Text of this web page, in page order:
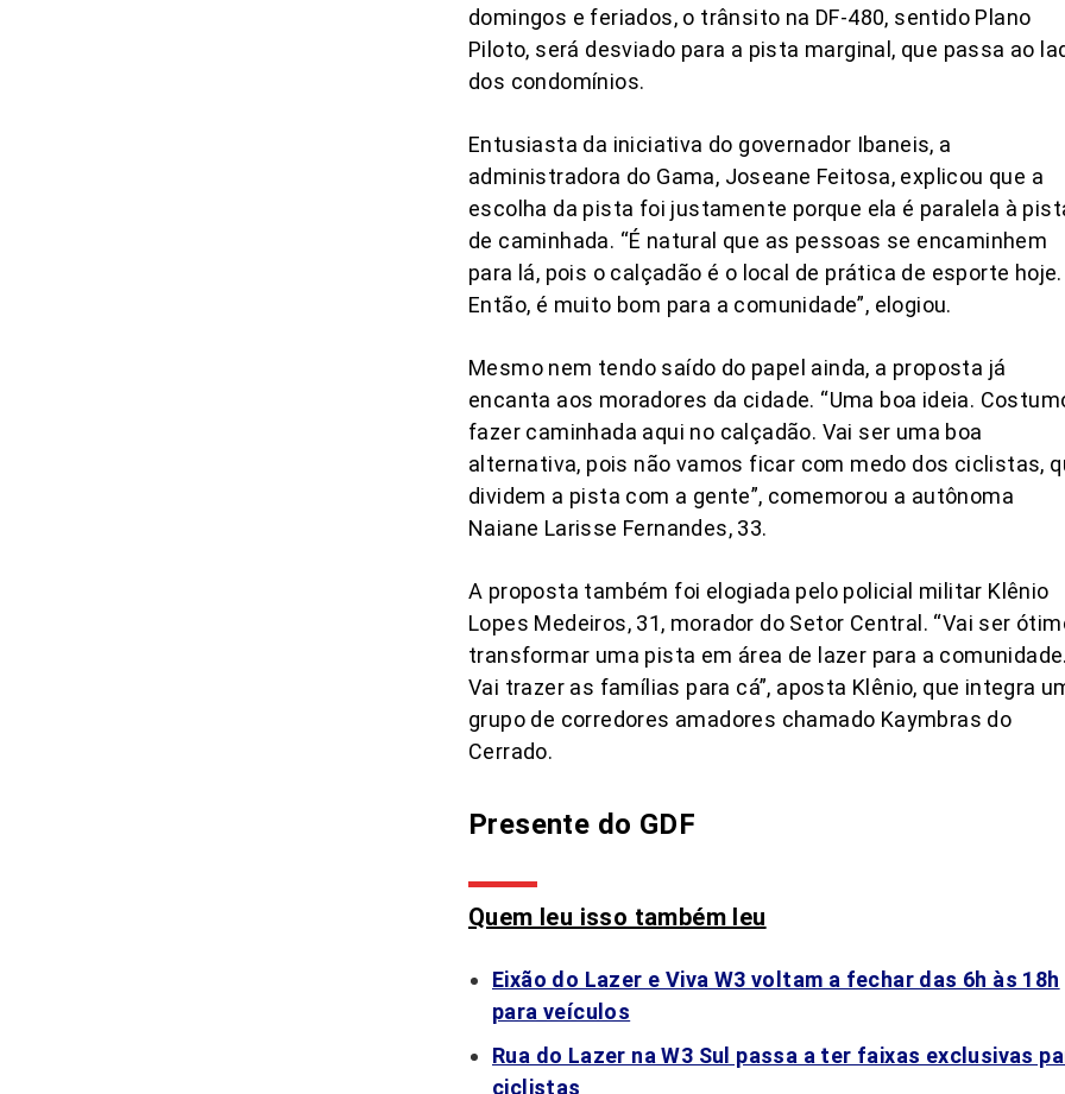
domingos e feriados, o trânsito na DF-480, sentido Plano
Piloto, será desviado para a pista marginal, que passa ao
dos condomínios.
Entusiasta da iniciativa do governador Ibaneis, a
administradora do Gama, Joseane Feitosa, explicou que a
escolha da pista foi justamente porque ela é paralela à
de caminhada. “É natural que as pessoas se encaminhem
para lá, pois o calçadão é o local de prática de esporte hoje.
Então, é muito bom para a comunidade”, elogiou.
Mesmo nem tendo saído do papel ainda, a proposta já
encanta aos moradores da cidade. “Uma boa ideia.
fazer caminhada aqui no calçadão. Vai ser uma boa
alternativa, pois não vamos ficar com medo dos ciclistas,
dividem a pista com a gente”, comemorou a autônoma
Naiane Larisse Fernandes, 33.
A proposta também foi elogiada pelo policial militar Klênio
Lopes Medeiros, 31, morador do Setor Central. “Vai ser
transformar uma pista em área de lazer para a comunidade.
Vai trazer as famílias para cá”, aposta Klênio, que integra
grupo de corredores amadores chamado Kaymbras do
Cerrado.
Presente do GDF
Quem leu isso também leu
Eixão do Lazer e Viva W3 voltam a fechar das 6h às 18h
para veículos
Rua do Lazer na W3 Sul passa a ter faixas exclusivas
ciclistas